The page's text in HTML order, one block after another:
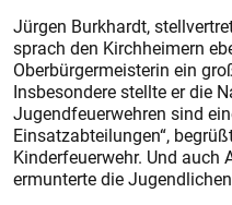
Jürgen Burkhardt,
sprach den Kirchheimern
Oberbürgermeisterin ein
Insbesondere stellte er die
Jugendfeuerwehren sind
Einsatzabteilungen“,
Kinderfeuerwehr. Und auch
ermunterte die